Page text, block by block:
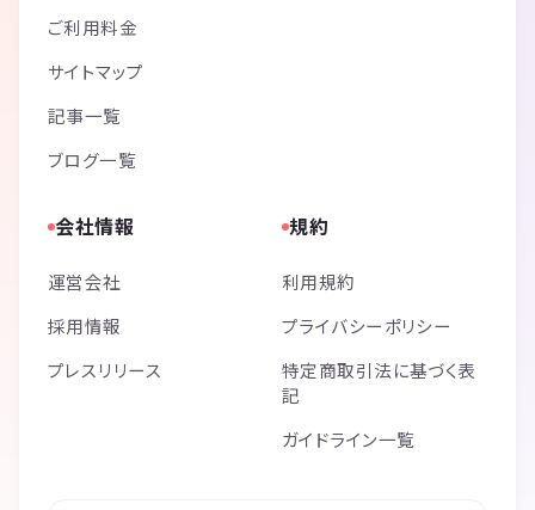
ご利用料金
サイトマップ
記事一覧
ブログ一覧
会社情報
運営会社
採用情報
プレスリリース
規約
利用規約
プライバシーポリシー
特定商取引法に基づく表
記
ガイドライン一覧